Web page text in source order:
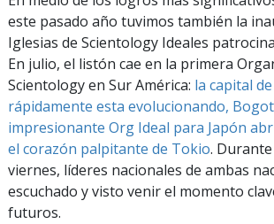
este pasado año tuvimos también la
Iglesias de Scientology Ideales
En julio, el listón cae en la primera
Scientology en Sur América: la capital
rápidamente esta evolucionando,
impresionante Org Ideal para Japón
el corazón palpitante de Tokio.
viernes, líderes nacionales de ambas
escuchado y visto venir el momento
futuros.